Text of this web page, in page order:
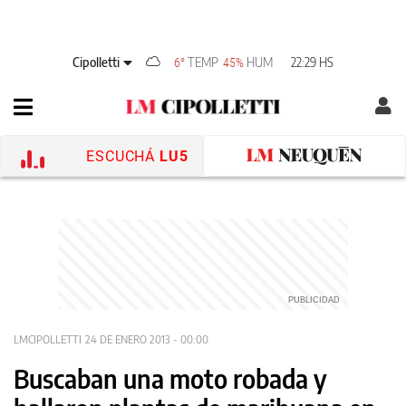
Cipolletti 6°TEMP 45% HUM 22:29 HS
ESCUCHÁ LU5
LMCIPOLLETTI 24 DE ENERO 2013 - 00:00
Buscaban una moto robada y